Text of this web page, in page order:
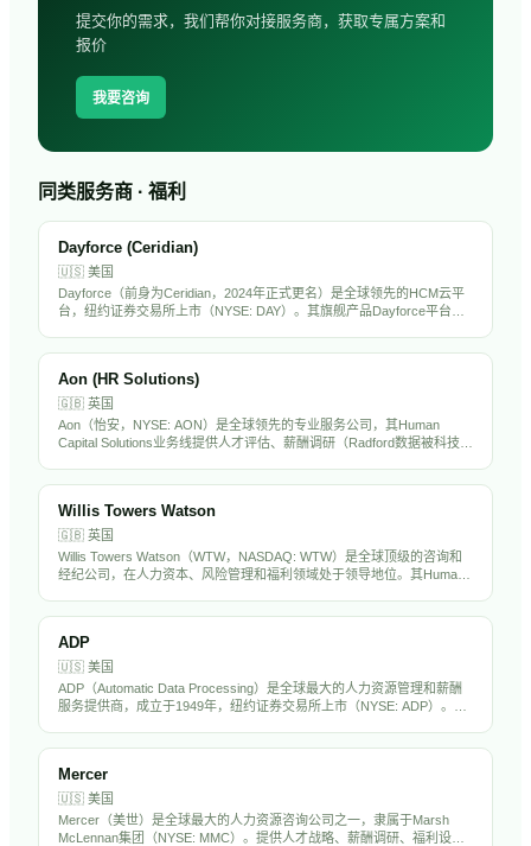
提交你的需求，我们帮你对接服务商，获取专属方案和
报价
我要咨询
同类服务商 · 福利
Dayforce (Ceridian)
🇺🇸 美国
Dayforce（前身为Ceridian，2024年正式更名）是全球领先的HCM云平
台，纽约证券交易所上市（NYSE: DAY）。其旗舰产品Dayforce平台整
Aon (HR Solutions)
🇬🇧 英国
Aon（怡安，NYSE: AON）是全球领先的专业服务公司，其Human
Capital Solutions业务线提供人才评估、薪酬调研（Radford数据被科技行
Willis Towers Watson
🇬🇧 英国
Willis Towers Watson（WTW，NASDAQ: WTW）是全球顶级的咨询和
经纪公司，在人力资本、风险管理和福利领域处于领导地位。其Human
ADP
🇺🇸 美国
ADP（Automatic Data Processing）是全球最大的人力资源管理和薪酬
服务提供商，成立于1949年，纽约证券交易所上市（NYSE: ADP）。公
Mercer
🇺🇸 美国
Mercer（美世）是全球最大的人力资源咨询公司之一，隶属于Marsh
McLennan集团（NYSE: MMC）。提供人才战略、薪酬调研、福利设